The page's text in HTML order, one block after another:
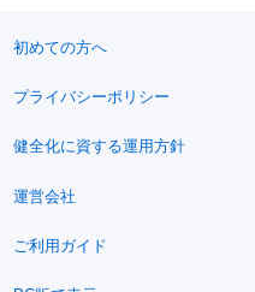
初めての方へ
プライバシーポリシー
健全化に資する運用方針
運営会社
ご利用ガイド